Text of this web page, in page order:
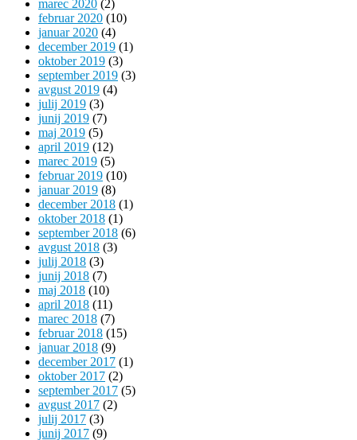
marec 2020 (2)
februar 2020 (10)
januar 2020 (4)
december 2019 (1)
oktober 2019 (3)
september 2019 (3)
avgust 2019 (4)
julij 2019 (3)
junij 2019 (7)
maj 2019 (5)
april 2019 (12)
marec 2019 (5)
februar 2019 (10)
januar 2019 (8)
december 2018 (1)
oktober 2018 (1)
september 2018 (6)
avgust 2018 (3)
julij 2018 (3)
junij 2018 (7)
maj 2018 (10)
april 2018 (11)
marec 2018 (7)
februar 2018 (15)
januar 2018 (9)
december 2017 (1)
oktober 2017 (2)
september 2017 (5)
avgust 2017 (2)
julij 2017 (3)
junij 2017 (9)